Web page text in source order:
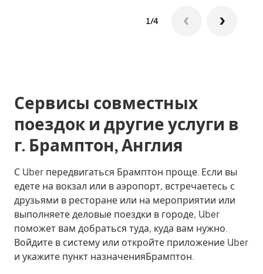
1/4
Сервисы совместных
поездок и другие услуги в
г. Брамптон, Англия
С Uber передвигаться Брамптон проще. Если вы
едете на вокзал или в аэропорт, встречаетесь с
друзьями в ресторане или на мероприятии или
выполняете деловые поездки в городе, Uber
поможет вам добраться туда, куда вам нужно.
Войдите в систему или откройте приложение Uber
и укажите пункт назначенияБрамптон.